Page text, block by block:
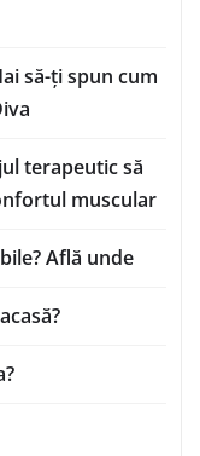
să-ți spun cum
terapeutic să
muscular
Află unde